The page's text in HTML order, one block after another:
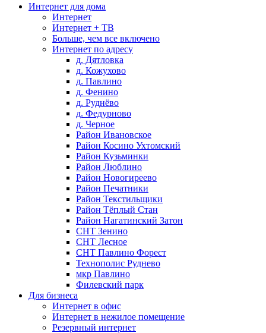
Интернет для дома
Интернет
Интернет + ТВ
Больше, чем все включено
Интернет по адресу
д. Дятловка
д. Кожухово
д. Павлино
д. Фенино
д. Руднёво
д. Федурново
д. Черное
Район Ивановское
Район Косино Ухтомский
Район Кузьминки
Район Люблино
Район Новогиреево
Район Печатники
Район Текстильщики
Район Тёплый Стан
Район Нагатинский Затон
СНТ Зенино
СНТ Лесное
СНТ Павлино Форест
Технополис Руднево
мкр Павлино
Филевский парк
Для бизнеса
Интернет в офис
Интернет в нежилое помещение
Резервный интернет